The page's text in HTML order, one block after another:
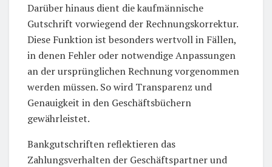
Darüber hinaus dient die kaufmännische
Gutschrift vorwiegend der Rechnungskorrektur.
Diese Funktion ist besonders wertvoll in Fällen,
in denen Fehler oder notwendige Anpassungen
an der ursprünglichen Rechnung vorgenommen
werden müssen. So wird Transparenz und
Genauigkeit in den Geschäftsbüchern
gewährleistet.
Bankgutschriften reflektieren das
Zahlungsverhalten der Geschäftspartner und